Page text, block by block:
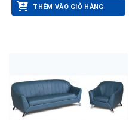
THÊM VÀO GIỎ HÀNG